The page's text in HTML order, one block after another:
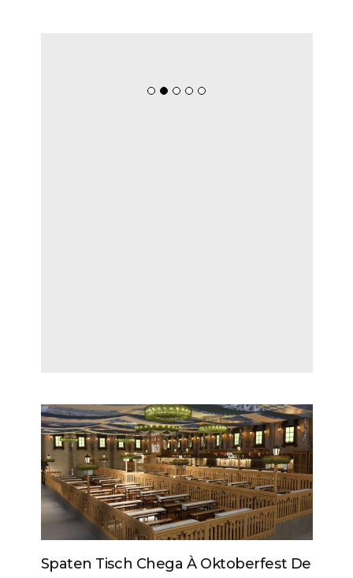
Spaten Tisch Chega À Oktoberfest De